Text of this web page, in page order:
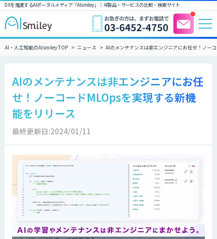
DXを推進するAIポータルメディア「AIsmiley」｜ AI製品・サービスの比較・検索サイト
AI・人工知能のAIsmiley TOP ニュース AIのメンテナンスは非エンジニアにお任せ！ノ
AIのメンテナンスは非エンジニアにお任
せ！ノーコードMLOpsを実現する新機
能をリリース
最終更新日:2024/01/11